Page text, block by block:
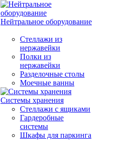
Нейтральное оборудование
Стеллажи из
нержавейки
Полки из
нержавейки
Разделочные столы
Моечные ванны
Системы хранения
Стеллажи с ящиками
Гардеробные
системы
Шкафы для паркинга